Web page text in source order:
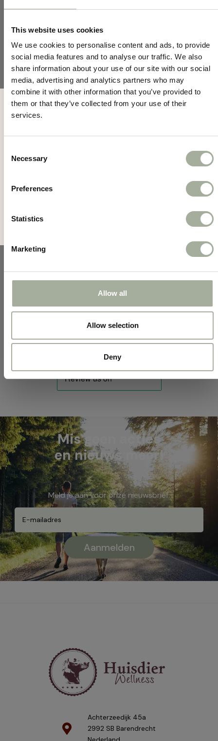
This website uses cookies
We use cookies to personalise content and ads, to provide
social media features and to analyse our traffic. We also
share information about your use of our site with our social
media, advertising and analytics partners who may
combine it with other information that you’ve provided to
them or that they’ve collected from your use of their
services.
Selection
Necessary
Preferences
Statistics
Marketing
Allow all
Allow selection
Deny
de bal bevorderen een gezonde ademhaling en
helpen voorkomen dat jouw hond zich snel
uitgeput voelt tijdens het spelen.
Gemaakt van duurzaam en stevig rubber, is de
Chuckit Breathe Right Fetch Ball bestand tegen
het krachtige kauwgedrag van honden. Hierdoor
buitengebruik en gaat het lang mee, zelfs bij de
zichtbaar voor zowel honden als baasjes,
een worp. Bovendien drijft de bal op water, wat
meer of andere waterrijke omgevingen.
Perfect te gebruiken in combinatie met de
Mis geen acties
en nieuws meer!
Meld je aan voor onze nieuwsbrief:
Achterzeedijk 45a
2992 SB Barendrecht
Mis geen acties en